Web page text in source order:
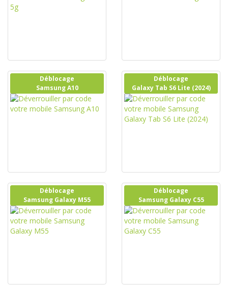
Déblocage
Samsung A10
Déblocage
Galaxy Tab S6 Lite (2024)
Déblocage
Samsung Galaxy M55
Déblocage
Samsung Galaxy C55